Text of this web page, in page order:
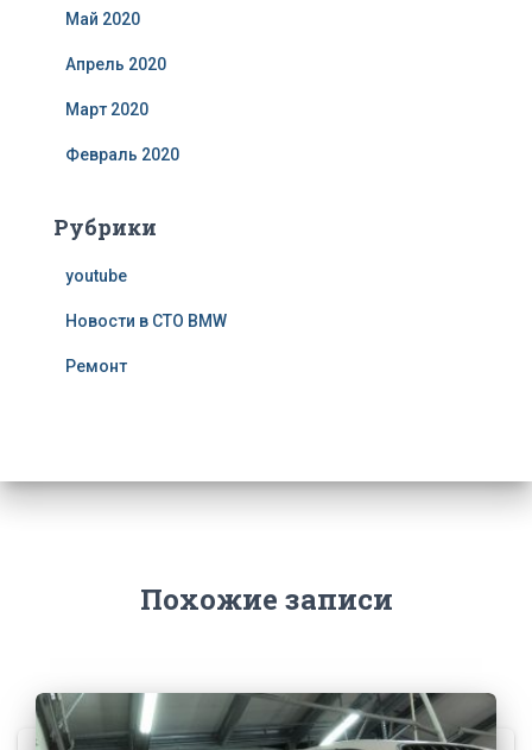
Май 2020
Апрель 2020
Март 2020
Февраль 2020
Рубрики
youtube
Новости в СТО BMW
Ремонт
Похожие записи